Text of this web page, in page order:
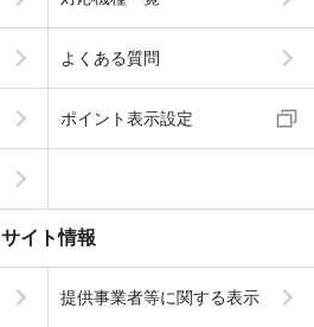
よくある質問
ポイント表示設定
サイト情報
提供事業者等に関する表示